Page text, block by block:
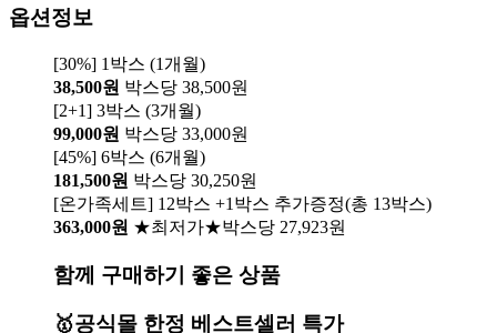
옵션정보
[30%] 1박스 (1개월)
38,500원 박스당 38,500원
[2+1] 3박스 (3개월)
99,000원 박스당 33,000원
[45%] 6박스 (6개월)
181,500원 박스당 30,250원
[온가족세트] 12박스 +1박스 추가증정(총 13박스)
363,000원 ★최저가★박스당 27,923원
함께 구매하기 좋은 상품
🥇공식몰 한정 베스트셀러 특가